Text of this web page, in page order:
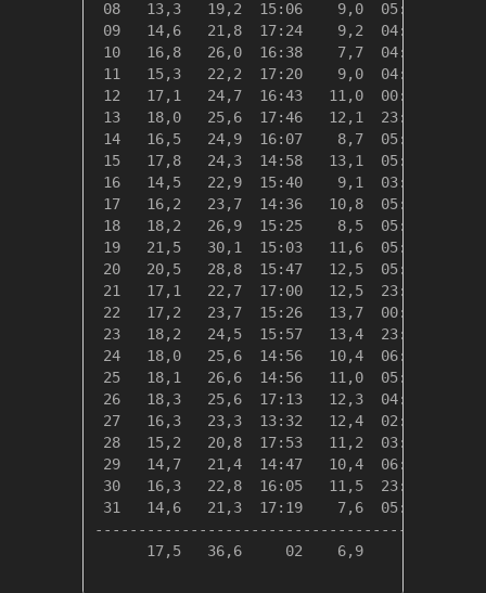
08   13,3   19,2  15:06    9,0  05:35
09   14,6   21,8  17:24    9,2  04:35
10   16,8   26,0  16:38    7,7  04:10
11   15,3   22,2  17:20    9,0  04:10
12   17,1   24,7  16:43   11,0  00:05
13   18,0   25,6  17:46   12,1  23:58
14   16,5   24,9  16:07    8,7  05:35
15   17,8   24,3  14:58   13,1  05:53
16   14,5   22,9  15:40    9,1  03:37
17   16,2   23,7  14:36   10,8  05:03
18   18,2   26,9  15:25    8,5  05:42
19   21,5   30,1  15:03   11,6  05:45
20   20,5   28,8  15:47   12,5  05:30
21   17,1   22,7  17:00   12,5  23:11
22   17,2   23,7  15:26   13,7  00:00
23   18,2   24,5  15:57   13,4  23:51
24   18,0   25,6  14:56   10,4  06:04
25   18,1   26,6  14:56   11,0  05:40
26   18,3   25,6  17:13   12,3  04:09
27   16,3   23,3  13:32   12,4  02:01
28   15,2   20,8  17:53   11,2  03:45
29   14,7   21,4  14:47   10,4  06:40
30   16,3   22,8  16:05   11,5  23:57
31   14,6   21,3  17:19    7,6  05:29
17,5   36,6     02    6,9     05